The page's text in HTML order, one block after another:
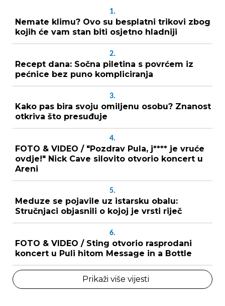
1.
Nemate klimu? Ovo su besplatni trikovi zbog
kojih će vam stan biti osjetno hladniji
2.
Recept dana: Sočna piletina s povrćem iz
pećnice bez puno kompliciranja
3.
Kako pas bira svoju omiljenu osobu? Znanost
otkriva što presuđuje
4.
FOTO & VIDEO / "Pozdrav Pula, j**** je vruće
ovdje!" Nick Cave silovito otvorio koncert u
Areni
5.
Meduze se pojavile uz istarsku obalu:
Stručnjaci objasnili o kojoj je vrsti riječ
6.
FOTO & VIDEO / Sting otvorio rasprodani
koncert u Puli hitom Message in a Bottle
Prikaži više vijesti